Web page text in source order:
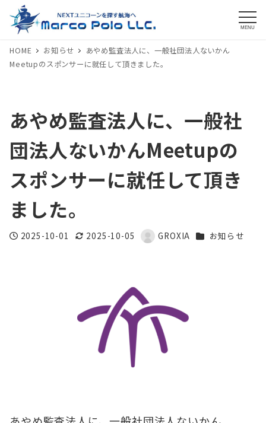
MENU
HOME お知らせ
あやめ監査法人に、一般社団法人ないかん
Meetupのスポンサーに就任して頂きました。
あやめ監査法人に、一般社
団法人ないかんMeetupの
スポンサーに就任して頂き
ました。
投稿日
2025-10-01
更新日
2025-10-05
著
GROXIA カテゴリー
お知らせ